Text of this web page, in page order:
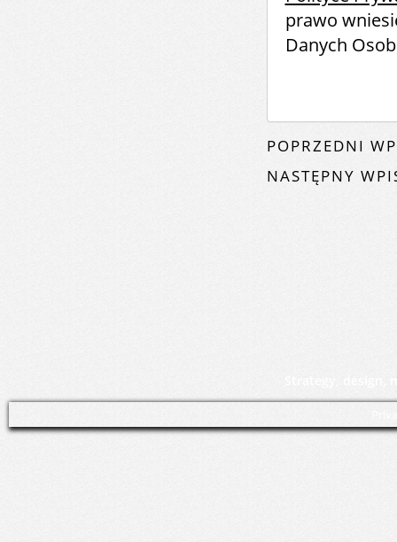
prawo
Danych
POPRZEDNI
NASTĘPNY